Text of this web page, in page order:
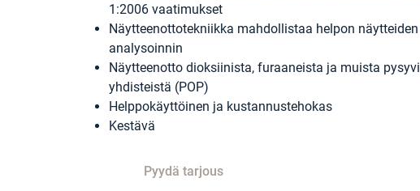
1:2006 vaatimukset
Näytteenottotekniikka mahdollistaa helpon
analysoinnin
Näytteenotto dioksiinista, furaaneista ja muista
yhdisteistä (POP)
Helppokäyttöinen ja kustannustehokas
Kestävä
Pyydä tarjous